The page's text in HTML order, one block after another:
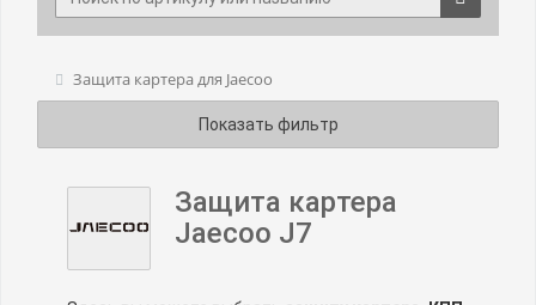
Защита картера для Jaecoo
Показать фильтр
Защита картера
Jaecoo J7